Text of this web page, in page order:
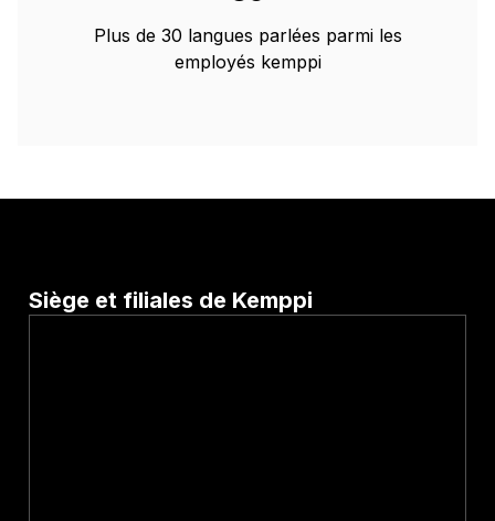
Plus de 30 langues parlées parmi les
employés kemppi
Siège et filiales de Kemppi